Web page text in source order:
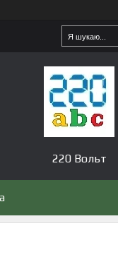
220 Вольт